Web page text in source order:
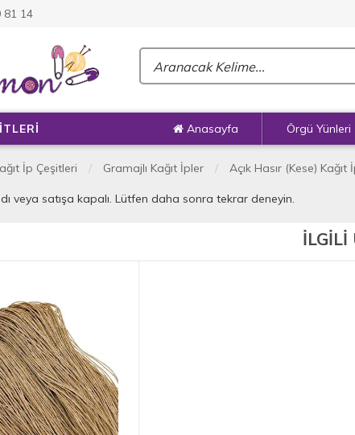
81 14
Anasayfa Örgü Yünleri
İp Çeşitleri Gramajlı Kağıt İpler Açık Hasır (Kese) Kağıt
veya satışa kapalı. Lütfen daha sonra tekrar deneyin.
İLGİLİ